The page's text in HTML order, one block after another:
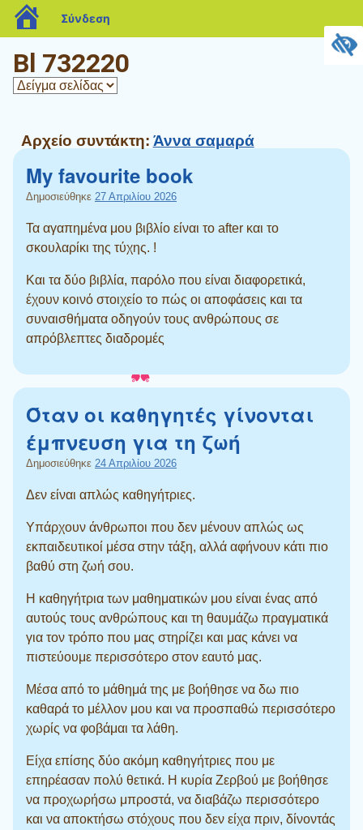
Bl 732220
Αρχείο συντάκτη: Άννα σαμαρά
My favourite book
Δημοσιεύθηκε 27 Απριλίου 2026
Τα αγαπημένα μου βιβλίο είναι το after και το
σκουλαρίκι της τύχης. !
Και τα δύο βιβλία, παρόλο που είναι διαφορετικά,
έχουν κοινό στοιχείο το πώς οι αποφάσεις και τα
συναισθήματα οδηγούν τους ανθρώπους σε
απρόβλεπτες διαδρομές
Όταν οι καθηγητές γίνονται
έμπνευση για τη ζωή
Δημοσιεύθηκε 24 Απριλίου 2026
Δεν είναι απλώς καθηγήτριες.
Υπάρχουν άνθρωποι που δεν μένουν απλώς ως
εκπαιδευτικοί μέσα στην τάξη, αλλά αφήνουν κάτι πιο
βαθύ στη ζωή σου.
Η καθηγήτρια των μαθηματικών μου είναι ένας από
αυτούς τους ανθρώπους και τη θαυμάζω πραγματικά
για τον τρόπο που μας στηρίζει και μας κάνει να
πιστεύουμε περισσότερο στον εαυτό μας.
Μέσα από το μάθημά της με βοήθησε να δω πιο
καθαρά το μέλλον μου και να προσπαθώ περισσότερο
χωρίς να φοβάμαι τα λάθη.
Είχα επίσης δύο ακόμη καθηγήτριες που με
επηρέασαν πολύ θετικά. Η κυρία Ζερβού με βοήθησε
να προχωρήσω μπροστά, να διαβάζω περισσότερο
και να αποκτήσω στόχους που δεν είχα πριν, δίνοντάς
blogs.sch.gr
Σύνδεση